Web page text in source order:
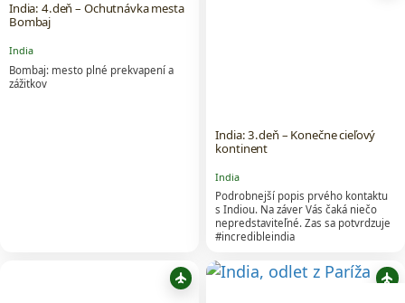
India: 4.deň – Ochutnávka mesta
Bombaj
India
Bombaj: mesto plné prekvapení a
zážitkov
India: 3.deň – Konečne cieľový
kontinent
India
Podrobnejší popis prvého kontaktu
s Indiou. Na záver Vás čaká niečo
nepredstaviteľné. Zas sa potvrdzuje
#incredibleindia
flight flight